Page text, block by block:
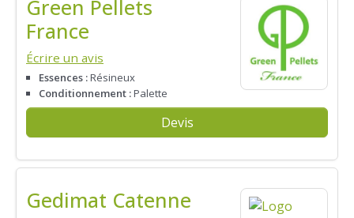
Green Pellets
France
Écrire un avis
Essences :Résineux
Conditionnement :Palette
Devis
Gedimat Catenne